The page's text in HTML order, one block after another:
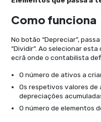
Como funciona
No botão “Depreciar”,
“Dividir”. Ao selecionar
ecrã onde o contabilista
O número de ativos a
Os respetivos valores de
depreciações
O número de elementos